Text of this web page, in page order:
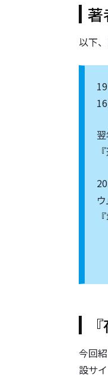
著
以下
今回
設サ